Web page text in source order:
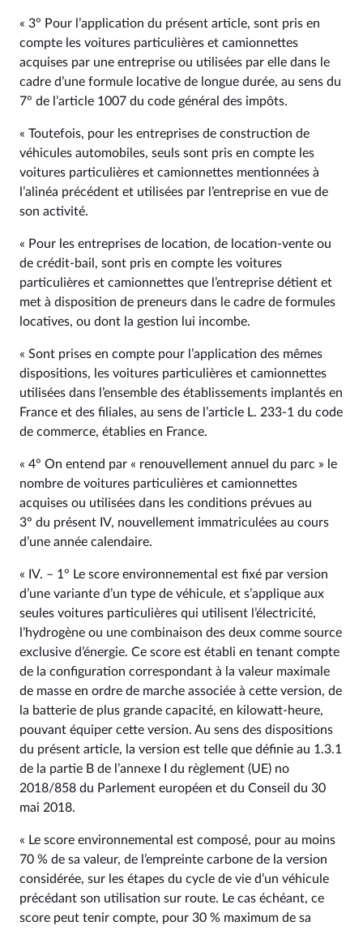
« 3° Pour l’application du présent article, sont pris en
compte les voitures particulières et camionnettes
acquises par une entreprise ou utilisées par elle dans le
cadre d’une formule locative de longue durée, au sens du
7° de l’article 1007 du code général des impôts.
« Toutefois, pour les entreprises de construction de
véhicules automobiles, seuls sont pris en compte les
voitures particulières et camionnettes mentionnées à
l’alinéa précédent et utilisées par l’entreprise en vue de
son activité.
« Pour les entreprises de location, de location-vente ou
de crédit-bail, sont pris en compte les voitures
particulières et camionnettes que l’entreprise détient et
met à disposition de preneurs dans le cadre de formules
locatives, ou dont la gestion lui incombe.
« Sont prises en compte pour l’application des mêmes
dispositions, les voitures particulières et camionnettes
utilisées dans l’ensemble des établissements implantés en
France et des filiales, au sens de l’article L. 233‑1 du code
de commerce, établies en France.
« 4° On entend par « renouvellement annuel du parc » le
nombre de voitures particulières et camionnettes
acquises ou utilisées dans les conditions prévues au
3° du présent IV, nouvellement immatriculées au cours
d’une année calendaire.
« IV. – 1° Le score environnemental est fixé par version
d’une variante d’un type de véhicule, et s’applique aux
seules voitures particulières qui utilisent l’électricité,
l’hydrogène ou une combinaison des deux comme source
exclusive d’énergie. Ce score est établi en tenant compte
de la configuration correspondant à la valeur maximale
de masse en ordre de marche associée à cette version, de
la batterie de plus grande capacité, en kilowatt-heure,
pouvant équiper cette version. Au sens des dispositions
du présent article, la version est telle que définie au 1.3.1
de la partie B de l’annexe I du règlement (UE) no
2018/858 du Parlement européen et du Conseil du 30
mai 2018.
« Le score environnemental est composé, pour au moins
70 % de sa valeur, de l’empreinte carbone de la version
considérée, sur les étapes du cycle de vie d’un véhicule
précédant son utilisation sur route. Le cas échéant, ce
score peut tenir compte, pour 30 % maximum de sa